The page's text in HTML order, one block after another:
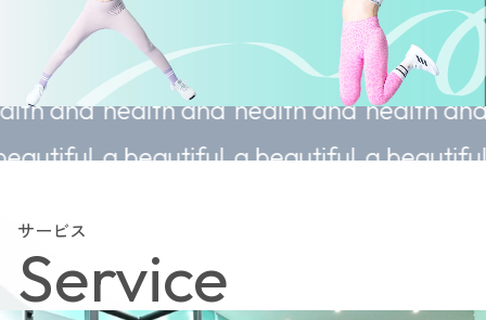
Sustainable
health and
a beautiful
Sustainable
health and
a beautiful
Sustainable
health and
a beautiful a
サービス
Service